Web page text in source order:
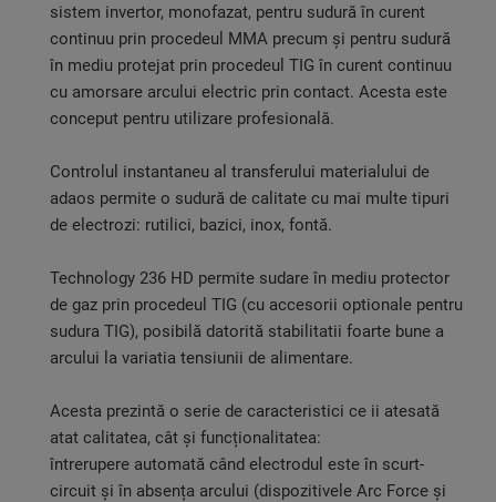
sistem invertor, monofazat, pentru sudură în curent
continuu prin procedeul MMA precum și pentru sudură
în mediu protejat prin procedeul TIG în curent continuu
cu amorsare arcului electric prin contact. Acesta este
conceput pentru utilizare profesională.
Controlul instantaneu al transferului materialului de
adaos permite o sudură de calitate cu mai multe tipuri
de electrozi: rutilici, bazici, inox, fontă.
Technology 236 HD permite sudare în mediu protector
de gaz prin procedeul TIG (cu accesorii optionale pentru
sudura TIG), posibilă datorită stabilitatii foarte bune a
arcului la variatia tensiunii de alimentare.
Acesta prezintă o serie de caracteristici ce ii atesată
atat calitatea, cât și funcționalitatea:
întrerupere automată când electrodul este în scurt-
circuit și în absența arcului (dispozitivele Arc Force și